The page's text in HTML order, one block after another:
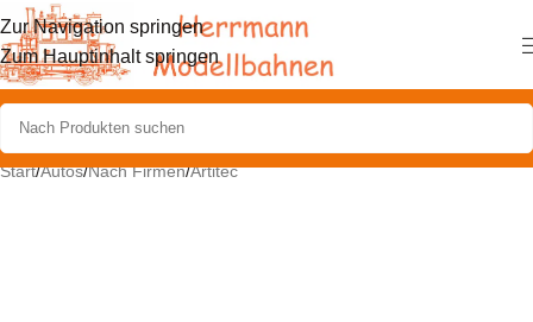
Zur Navigation springen
Zum Hauptinhalt springen
Start/Autos/Nach Firmen/Artitec